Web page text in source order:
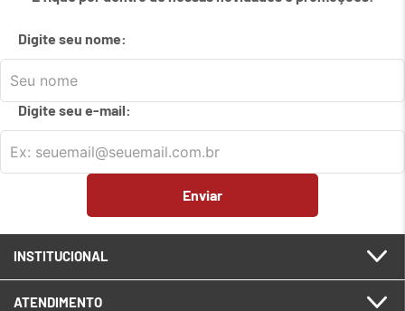
8º emmeetup logitech
9 emcaixa
10ºemteclado fio
Digite seu nome:
Digite seu e-mail:
Enviar
INSTITUCIONAL
ATENDIMENTO